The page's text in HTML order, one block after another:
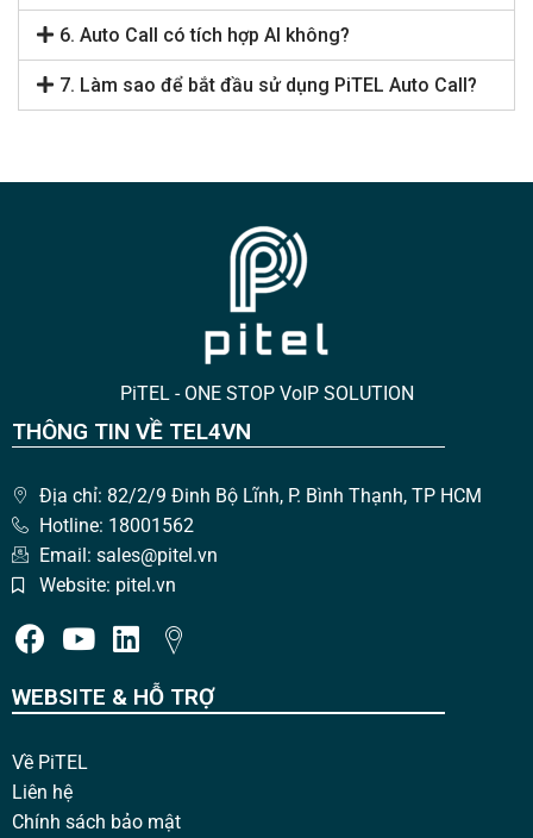
6. Auto Call có tích hợp AI không?
7. Làm sao để bắt đầu sử dụng PiTEL Auto Call?
PiTEL - ONE STOP VoIP SOLUTION
THÔNG TIN VỀ TEL4VN
Địa chỉ: 82/2/9 Đinh Bộ Lĩnh, P. Bình Thạnh, TP HCM
Hotline: 18001562
Email: sales@pitel.vn
Website: pitel.vn
WEBSITE & HỖ TRỢ
Về PiTEL
Liên hệ
Chính sách bảo mật